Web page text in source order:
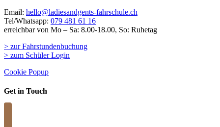
Email: hello@ladiesandgents-fahrschule.ch
Tel/Whatsapp: 079 481 61 16
erreichbar von Mo – Sa: 8.00-18.00, So: Ruhetag
> zur Fahrstundenbuchung
> zum Schüler Login
Cookie Popup
Get in Touch